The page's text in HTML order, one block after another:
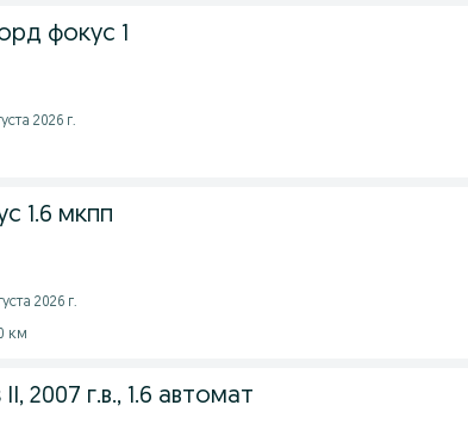
фокус 1
2026 г.
1.6 мкпп
2026 г.
км
2007 г.в., 1.6 автомат